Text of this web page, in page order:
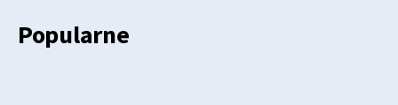
Popularne